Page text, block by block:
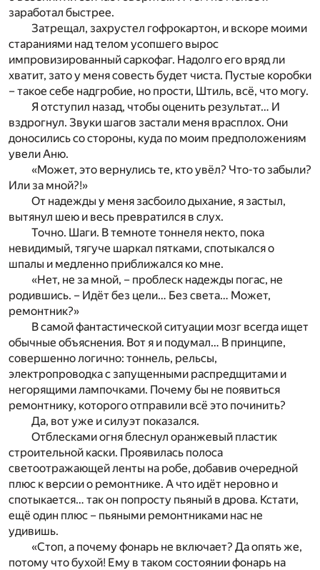
заработал быстрее.
Затрещал, захрустел гофрокартон, и вскоре моими
стараниями над телом усопшего вырос
импровизированный саркофаг. Надолго его вряд ли
хватит, зато у меня совесть будет чиста. Пустые коробки
– такое себе надгробие, но прости, Штиль, всё, что могу.
Я отступил назад, чтобы оценить результат… И
вздрогнул. Звуки шагов застали меня врасплох. Они
доносились со стороны, куда по моим предположениям
увели Аню.
«Может, это вернулись те, кто увёл? Что-то забыли?
Или за мной?!»
От надежды у меня засбоило дыхание, я застыл,
вытянул шею и весь превратился в слух.
Точно. Шаги. В темноте тоннеля некто, пока
невидимый, тягуче шаркал пятками, спотыкался о
шпалы и медленно приближался ко мне.
«Нет, не за мной, – проблеск надежды погас, не
родившись. – Идёт без цели… Без света… Может,
ремонтник?»
В самой фантастической ситуации мозг всегда ищет
обычные объяснения. Вот я и подумал… В принципе,
совершенно логично: тоннель, рельсы,
электропроводка с запущенными распредщитами и
негорящими лампочками. Почему бы не появиться
ремонтнику, которого отправили всё это починить?
Да, вот уже и силуэт показался.
Отблесками огня блеснул оранжевый пластик
строительной каски. Проявилась полоса
светоотражающей ленты на робе, добавив очередной
плюс к версии о ремонтнике. А что идёт неровно и
спотыкается… так он попросту пьяный в дрова. Кстати,
ещё один плюс – пьяными ремонтниками нас не
удивишь.
«Стоп, а почему фонарь не включает? Да опять же,
потому что бухой! Ему в таком состоянии фонарь на